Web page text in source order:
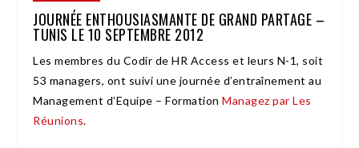
JOURNÉE ENTHOUSIASMANTE DE GRAND PARTAGE –
TUNIS LE 10 SEPTEMBRE 2012
Les membres du Codir de HR Access et leurs N-1, soit
53 managers, ont suivi une journée d’entraînement au
Management d’Equipe – Formation Managez par Les
Réunions.